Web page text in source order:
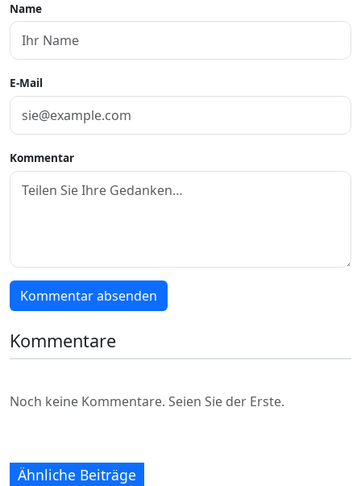
Name
E-Mail
Kommentar
Kommentar absenden
Kommentare
Noch keine Kommentare. Seien Sie der Erste.
Ähnliche Beiträge